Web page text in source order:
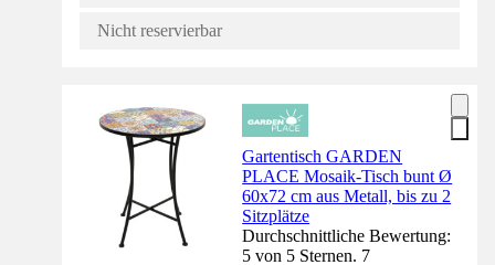
Nicht reservierbar
Gartentisch GARDEN
PLACE Mosaik-Tisch bunt Ø
60x72 cm aus Metall, bis zu 2
Sitzplätze
Durchschnittliche Bewertung:
5 von 5 Sternen. 7